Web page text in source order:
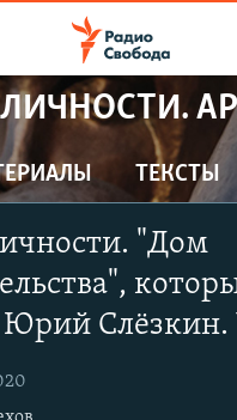
ЛИЧНОСТИ.
ТЕКСТЫ
"Дом
Юрий Слёзкин.